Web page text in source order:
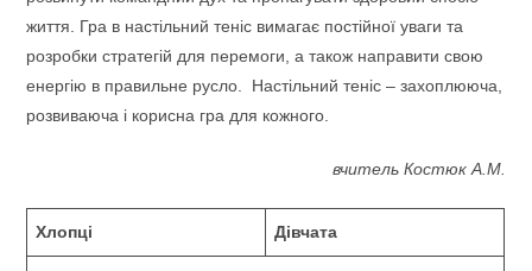
життя. Гра в настільний теніс вимагає постійної уваги та
розробки стратегій для перемоги, а також направити свою
енергію в правильне русло. Настільний теніс – захоплююча,
розвиваюча і корисна гра для кожного.
вчитель Костюк А.М.
Хлопці Дівчата